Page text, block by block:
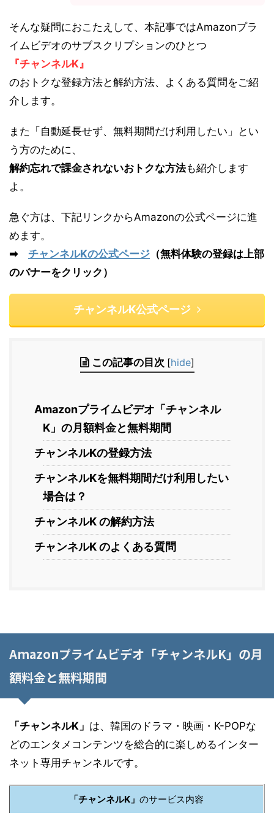
そんな疑問におこたえして、本記事ではAmazonプラ
イムビデオのサブスクリプションのひとつ
『チャンネルK』
のおトクな登録方法と解約方法、よくある質問をご紹
介します。
また「自動延長せず、無料期間だけ利用したい」とい
う方のために、
解約忘れで課金されないおトクな方法も紹介します
よ。
急ぐ方は、下記リンクからAmazonの公式ページに進
めます。
➡ チャンネルKの公式ページ （無料体験の登録は上部
のバナーをクリック）
チャンネルK公式ページ
この記事の目次 [hide]
Amazonプライムビデオ「チャンネル
K」の月額料金と無料期間
チャンネルKの登録方法
チャンネルKを無料期間だけ利用したい
場合は？
チャンネルK の解約方法
チャンネルK のよくある質問
Amazonプライムビデオ「チャンネルK」の月
額料金と無料期間
「チャンネルK」 は、韓国のドラマ・映画・K-POPな
どのエンタメコンテンツを総合的に楽しめるインター
ネット専用チャンネルです。
「チャンネルK」 のサービス内容